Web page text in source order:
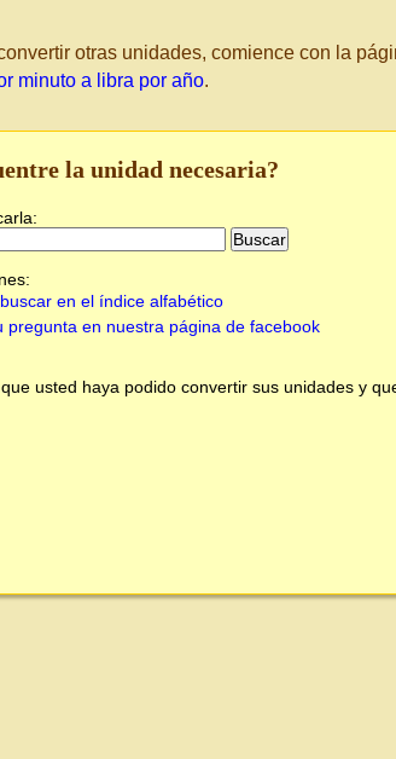
otras unidades, comience con la
minuto a libra por año.
la unidad necesaria?
en el índice alfabético
pregunta en nuestra página de facebook
usted haya podido convertir sus unidades y